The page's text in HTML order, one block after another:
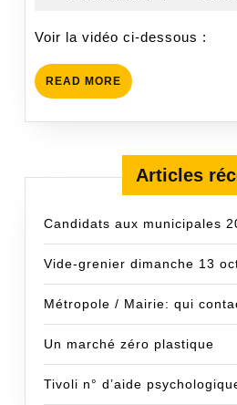
Voir la vidéo ci-dessous :
READ MORE READ
MORE
Articles
Candidats aux municipales
Vide-grenier dimanche 13
Métropole / Mairie: qui
Un marché zéro plastique
Tivoli n° d’aide